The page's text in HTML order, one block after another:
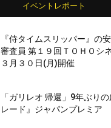
イベントレポート
『侍タイムスリッパー』の
審査員 第１９回ＴＯＨＯシ
３月３０日(月)開催
「ガリレオ 帰還」9年ぶり
レード』ジャパンプレミア